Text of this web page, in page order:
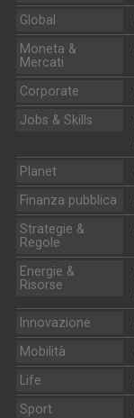
Global
Moneta &
Mercati
Corporate
Jobs & Skills
Planet
Finanza pubblica
Strategie &
Regole
Energie &
Risorse
Innovazione
Mobilità
Life
Sport